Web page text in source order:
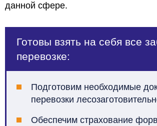
данной сфере.
Готовы взять на себя все
перевозке:
Подготовим необходимые
перевозки
Обеспечим страхование